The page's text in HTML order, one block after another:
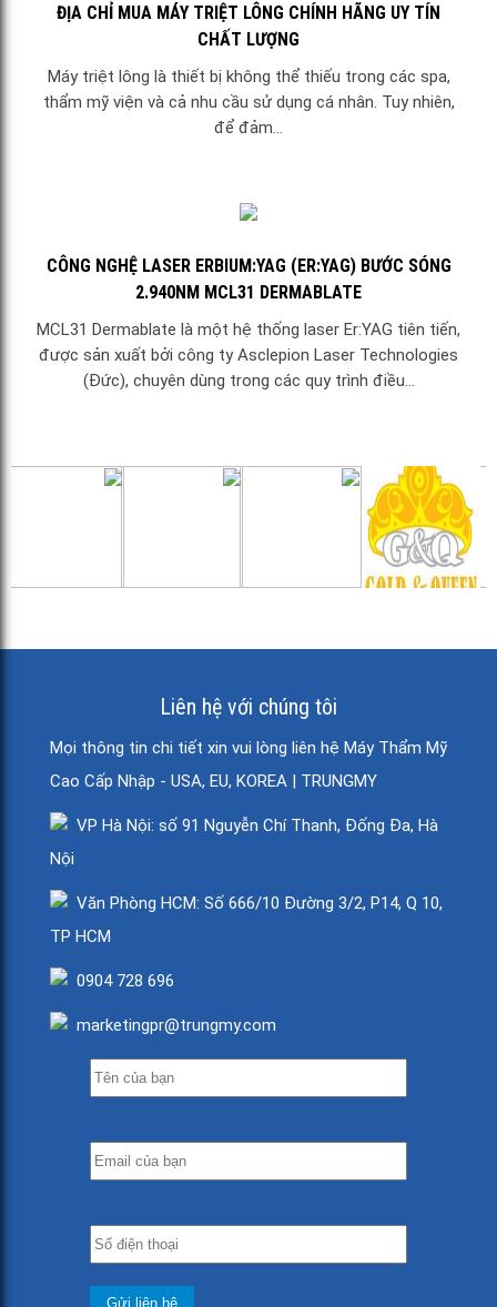
ĐỊA CHỈ MUA MÁY TRIỆT LÔNG CHÍNH HÃNG UY TÍN
CHẤT LƯỢNG
Máy triệt lông là thiết bị không thể thiếu trong các spa,
thẩm mỹ viện và cả nhu cầu sử dụng cá nhân. Tuy nhiên,
để đảm...
CÔNG NGHỆ LASER ERBIUM:YAG (ER:YAG) BƯỚC SÓNG
2.940NM MCL31 DERMABLATE
MCL31 Dermablate là một hệ thống laser Er:YAG tiên tiến,
được sản xuất bởi công ty Asclepion Laser Technologies
(Đức), chuyên dùng trong các quy trình điều...
Liên hệ với chúng tôi
Mọi thông tin chi tiết xin vui lòng liên hệ Máy Thẩm Mỹ
Cao Cấp Nhập - USA, EU, KOREA | TRUNGMY
VP Hà Nội: số 91 Nguyễn Chí Thanh, Đống Đa, Hà
Nội
Văn Phòng HCM: Số 666/10 Đường 3/2, P14, Q 10,
TP HCM
0904 728 696
marketingpr@trungmy.com